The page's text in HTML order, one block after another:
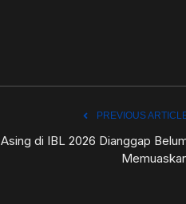
PREVIOUS
di IBL 2026 Dianggap